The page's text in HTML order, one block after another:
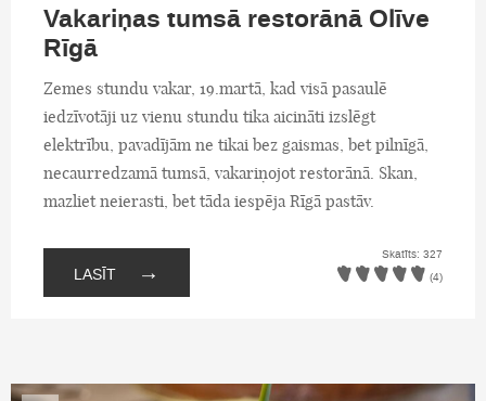
Vakariņas tumsā restorānā Olīve
Rīgā
Zemes stundu vakar, 19.martā, kad visā pasaulē
iedzīvotāji uz vienu stundu tika aicināti izslēgt
elektrību, pavadījām ne tikai bez gaismas, bet pilnīgā,
necaurredzamā tumsā, vakariņojot restorānā. Skan,
mazliet neierasti, bet tāda iespēja Rīgā pastāv.
LASĪT →
Skatīts: 327
(4)